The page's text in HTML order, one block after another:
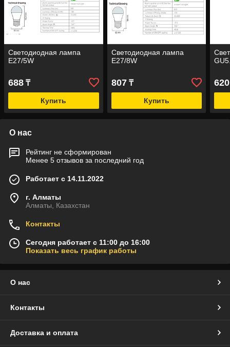
Светодиодная лампа
E27/5W
688 ₸
Купить
Светодиодная лампа
E27/8W
807₸
Купить
620
О нас
Рейтинг не сформирован
Менее 5 отзывов за последний год
Работает с 14.11.2022
г. Алматы
Алматы, Казахстан
Контакты
Сегодня работает с 11:00 до 16:00
Показать весь график работы
О нас
Контакты
Доставка и оплата